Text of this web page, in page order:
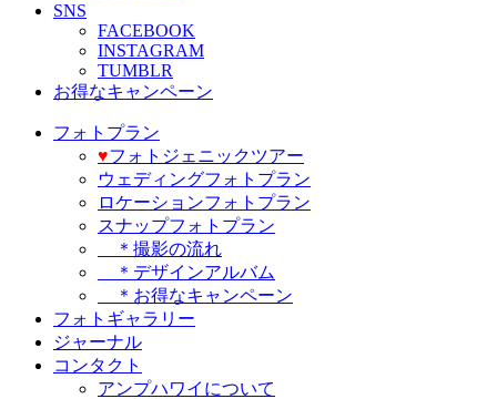
SNS
FACEBOOK
INSTAGRAM
TUMBLR
お得なキャンペーン
フォトプラン
♥️フォトジェニックツアー
ウェディングフォトプラン
ロケーションフォトプラン
スナップフォトプラン
＊撮影の流れ
＊デザインアルバム
＊お得なキャンペーン
フォトギャラリー
ジャーナル
コンタクト
アンプハワイについて